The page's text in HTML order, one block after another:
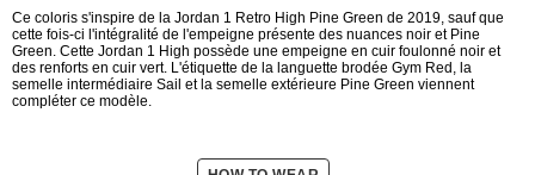
Ce coloris s'inspire de la Jordan 1 Retro High Pine Green de 2019, sauf que
cette fois-ci l'intégralité de l'empeigne présente des nuances noir et Pine
Green. Cette Jordan 1 High possède une empeigne en cuir foulonné noir et
des renforts en cuir vert. L'étiquette de la languette brodée Gym Red, la
semelle intermédiaire Sail et la semelle extérieure Pine Green viennent
compléter ce modèle.